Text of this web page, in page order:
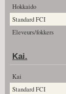
Hokkaido
Standard FCI
Eleveurs/fokkers
Kai.
Kai
Standard FCI